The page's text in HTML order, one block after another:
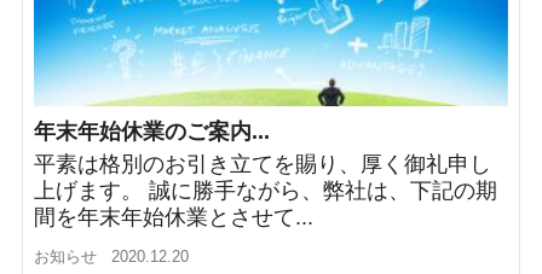
年末年始休業のご案内...
平素は格別のお引き立てを賜り、厚く御礼申し
上げます。 誠に勝手ながら、弊社は、下記の期
間を年末年始休業とさせて...
お知らせ 2020.12.20